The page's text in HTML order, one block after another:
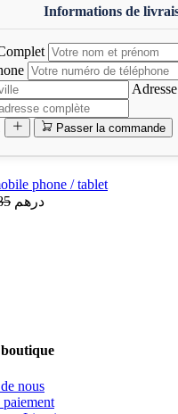
Adresse
Passer la commande
phone / tablet
65 درهم 85
nous